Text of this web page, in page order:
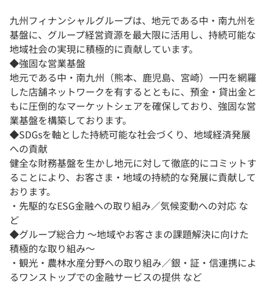
九州フィナンシャルグループは、地元である中・南九州を
基盤に、グループ経営資源を最大限に活用し、持続可能な
地域社会の実現に積極的に貢献しています。
◆強固な営業基盤
地元である中・南九州（熊本、鹿児島、宮崎）一円を網羅
した店舗ネットワークを有するとともに、預金・貸出金と
もに圧倒的なマーケットシェアを確保しており、強固な営
業基盤を構築しております。
◆SDGsを軸とした持続可能な社会づくり、地域経済発展
への貢献
健全な財務基盤を生かし地元に対して徹底的にコミットす
ることにより、お客さま・地域の持続的な発展に貢献して
おります。
・先駆的なESG金融への取り組み／気候変動への対応 な
ど
◆グループ総合力 ～地域やお客さまの課題解決に向けた
積極的な取り組み～
・観光・農林水産分野への取り組み／銀・証・信連携によ
るワンストップでの金融サービスの提供 など